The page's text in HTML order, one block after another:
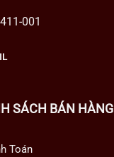
001
SÁCH BÁN HÀNG
Toán